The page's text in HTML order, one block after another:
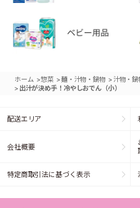
ホーム >惣菜 >麺・汁物・鍋物 > 汁物・鍋
> 出汁が決め手！冷やしおでん（小）
配送エリア
会社概要
特定商取引法に基づく表示